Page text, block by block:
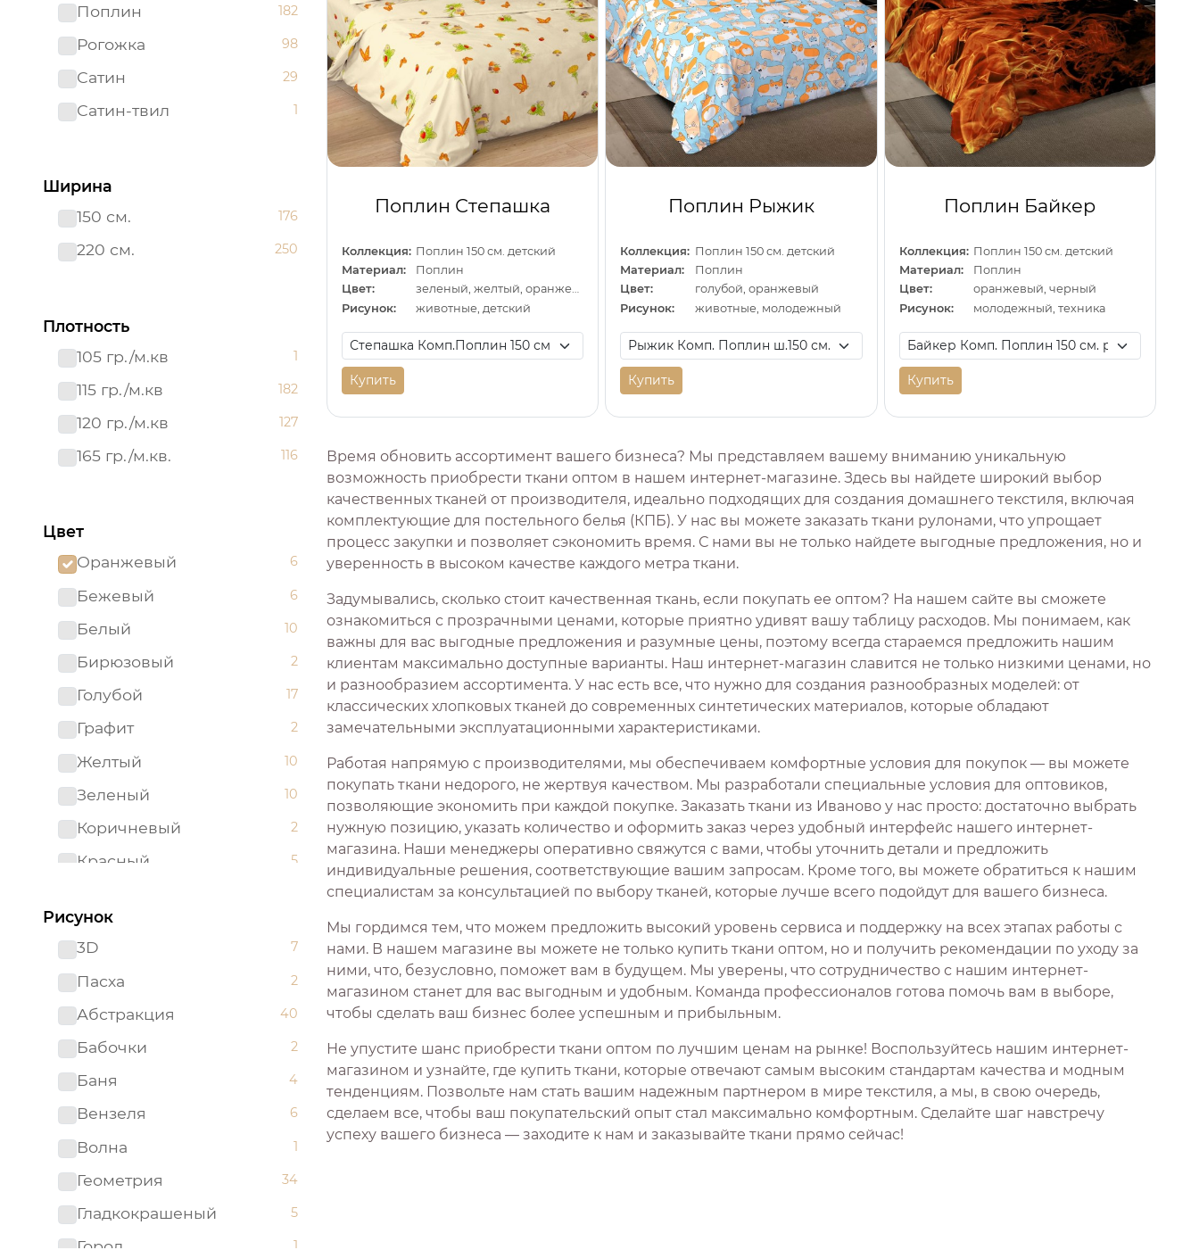
гладкокрашенный
9
Сатин-твил 220 см 1
Поплин 182
Рогожка 98
Сатин 29
Сатин-твил 1
Ширина
150 см.
176
220 см. 250
Плотность
105 гр./м.кв
1
115 гр./м.кв 182
120 гр./м.кв 127
165 гр./м.кв. 116
Цвет
Оранжевый
6
Бежевый 6
Белый 10
Бирюзовый 2
Голубой 17
Графит 2
Желтый 10
Зеленый 10
Коричневый 2
Красный 5
Розовый
Серый
Синий
Сиреневый
Фиолетовый
Черный
Белоземельный
Бордовый
Вишневый
Джинса
Рисунок
3D
7
Пасха 2
Абстракция 40
Бабочки 2
Баня 4
Вензеля 6
Волна 1
Геометрия 34
Гладкокрашеный 5
Город 1
Поплин Степашка
Коллекция: Поплин 150 см. детский
Материал:
Поплин
Цвет:
зеленый, желтый, оранжевый
Рисунок:
животные, детский
Купить
Поплин Рыжик
Коллекция: Поплин 150 см. детский
Материал:
Поплин
Цвет:
голубой, оранжевый
Рисунок:
животные, молодежный
Купить
Поплин Байкер
Коллекция: Поплин 150 см. детский
Материал:
Поплин
Цвет:
оранжевый, черный
Рисунок:
молодежный, техника
Купить
Время обновить ассортимент вашего бизнеса? Мы представляем вашему вниманию уникальную
возможность приобрести ткани оптом в нашем интернет-магазине. Здесь вы найдете широкий выбор
качественных тканей от производителя, идеально подходящих для создания домашнего текстиля, включая
комплектующие для постельного белья (КПБ). У нас вы можете заказать ткани рулонами, что упрощает
процесс закупки и позволяет сэкономить время. С нами вы не только найдете выгодные предложения, но и
уверенность в высоком качестве каждого метра ткани.
Задумывались, сколько стоит качественная ткань, если покупать ее оптом? На нашем сайте вы сможете
ознакомиться с прозрачными ценами, которые приятно удивят вашу таблицу расходов. Мы понимаем, как
важны для вас выгодные предложения и разумные цены, поэтому всегда стараемся предложить нашим
клиентам максимально доступные варианты. Наш интернет-магазин славится не только низкими ценами, но
и разнообразием ассортимента. У нас есть все, что нужно для создания разнообразных моделей: от
классических хлопковых тканей до современных синтетических материалов, которые обладают
замечательными эксплуатационными характеристиками.
Работая напрямую с производителями, мы обеспечиваем комфортные условия для покупок — вы можете
покупать ткани недорого, не жертвуя качеством. Мы разработали специальные условия для оптовиков,
позволяющие экономить при каждой покупке. Заказать ткани из Иваново у нас просто: достаточно выбрать
нужную позицию, указать количество и оформить заказ через удобный интерфейс нашего интернет-
магазина. Наши менеджеры оперативно свяжутся с вами, чтобы уточнить детали и предложить
индивидуальные решения, соответствующие вашим запросам. Кроме того, вы можете обратиться к нашим
специалистам за консультацией по выбору тканей, которые лучше всего подойдут для вашего бизнеса.
Мы гордимся тем, что можем предложить высокий уровень сервиса и поддержку на всех этапах работы с
нами. В нашем магазине вы можете не только купить ткани оптом, но и получить рекомендации по уходу за
ними, что, безусловно, поможет вам в будущем. Мы уверены, что сотрудничество с нашим интернет-
магазином станет для вас выгодным и удобным. Команда профессионалов готова помочь вам в выборе,
чтобы сделать ваш бизнес более успешным и прибыльным.
Не упустите шанс приобрести ткани оптом по лучшим ценам на рынке! Воспользуйтесь нашим интернет-
магазином и узнайте, где купить ткани, которые отвечают самым высоким стандартам качества и модным
тенденциям. Позвольте нам стать вашим надежным партнером в мире текстиля, а мы, в свою очередь,
сделаем все, чтобы ваш покупательский опыт стал максимально комфортным. Сделайте шаг навстречу
успеху вашего бизнеса — заходите к нам и заказывайте ткани прямо сейчас!